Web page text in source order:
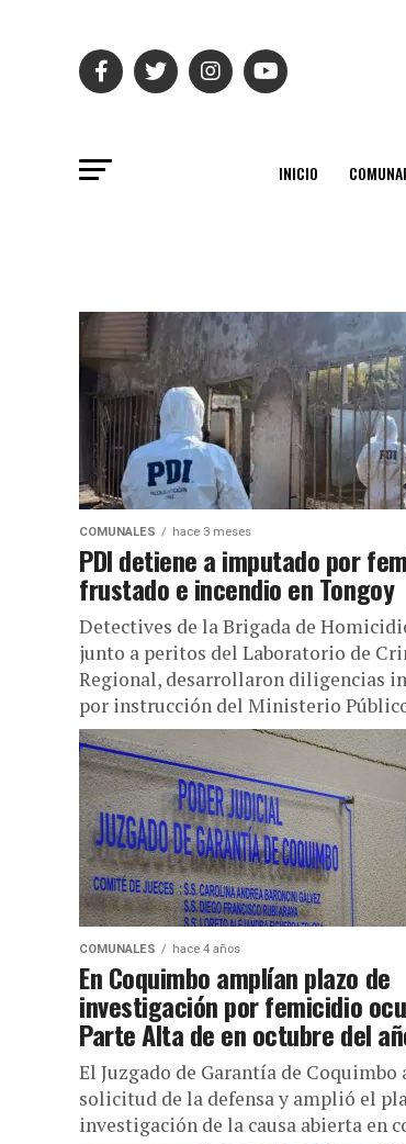
INICIO
COMUNALES hace 3 meses
PDI detiene a imputado por
frustado e incendio en Tongoy
Detectives de la Brigada de
junto a peritos del Laboratorio de
Regional, desarrollaron diligencias
por instrucción del Ministerio
COMUNALES hace 4 años
En Coquimbo amplían plazo de
investigación por femicidio
Parte Alta de en octubre del
El Juzgado de Garantía de Coquimbo
solicitud de la defensa y amplió el
investigación de la causa abierta en